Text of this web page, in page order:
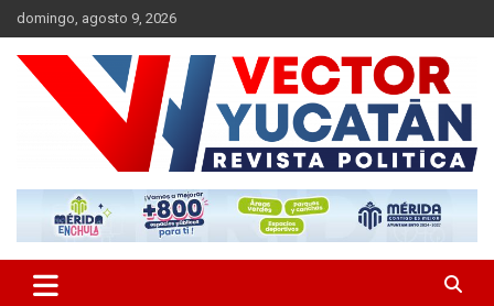
Saltar
al
contenido
domingo, agosto 9, 2026
Vector Yucatán